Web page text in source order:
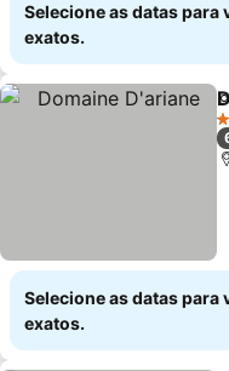
Selecione as datas para
exatos.
3
Selecione as datas para
exatos.